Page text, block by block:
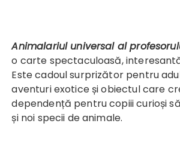
Animalariul universal al
o carte spectaculoasă,
Este cadoul surprizător pentru
aventuri exotice și obiectul care
dependență pentru copiii curioși
și noi specii de animale.